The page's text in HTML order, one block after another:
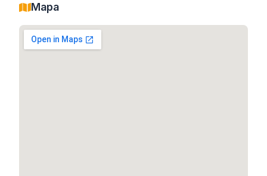
Mapa